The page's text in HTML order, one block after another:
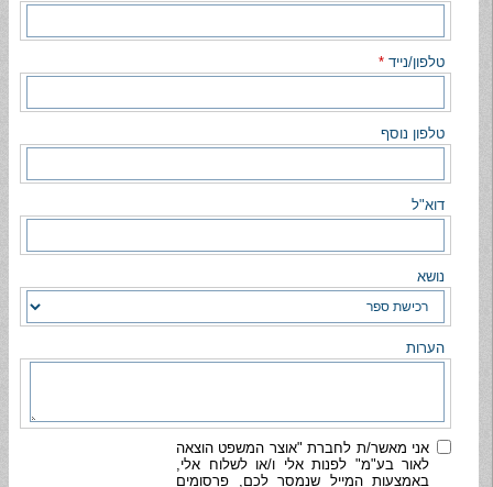
טלפון/נייד *
טלפון נוסף
דוא"ל
נושא
הערות
אני מאשר/ת לחברת "אוצר המשפט הוצאה
לאור בע"מ" לפנות אלי ו/או לשלוח אלי,
באמצעות המייל שנמסר לכם, פרסומים